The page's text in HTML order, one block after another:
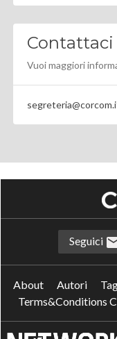
Contattaci
Vuoi maggiori
Seguici
About Autori
Terms&Conditions